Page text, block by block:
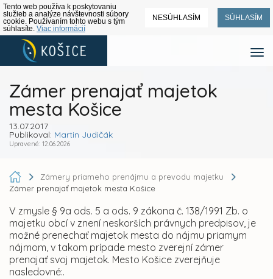
Tento web používa k poskytovaniu
služieb a analýze návštevnosti súbory
cookie. Používaním tohto webu s tým
súhlasíte. Viac informácií
NESÚHLASÍM SÚHLASÍM
Zámer prenajať majetok
mesta Košice
13.07.2017
Publikoval: Martin Judičák
Upravené: 12.06.2026
Zámery priameho prenájmu a prevodu majetku
Zámer prenajať majetok mesta Košice
V zmysle § 9a ods. 5 a ods. 9 zákona č. 138/1991 Zb. o
majetku obcí v znení neskorších právnych predpisov, je
možné prenechať majetok mesta do nájmu priamym
nájmom, v takom prípade mesto zverejní zámer
prenajať svoj majetok. Mesto Košice zverejňuje
nasledovné:.